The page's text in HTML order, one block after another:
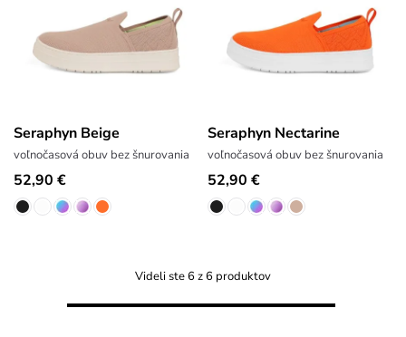
Seraphyn Beige
voľnočasová obuv bez šnurovania
52,90 €
Seraphyn Nectarine
voľnočasová obuv bez šnurovania
52,90 €
Videli ste 6 z 6 produktov